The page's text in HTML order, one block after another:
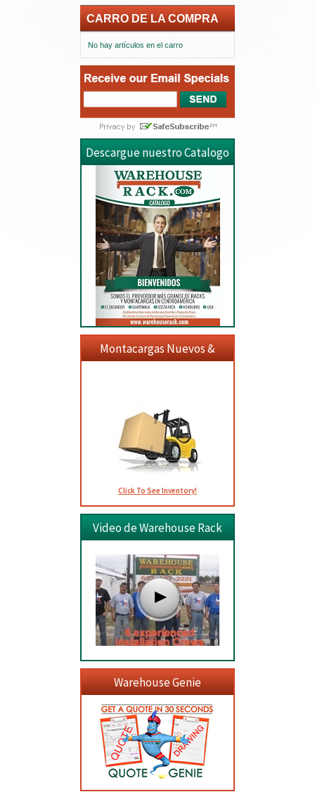
CARRO DE LA COMPRA
No hay artículos en el carro
Descargue nuestro Catalogo
Montacargas Nuevos &
Click To See Inventory!
Video de Warehouse Rack
Warehouse Genie